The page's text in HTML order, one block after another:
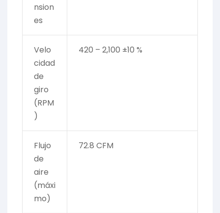
nsion
es
Velo
cidad
de
giro
(RPM
)
420 – 2,100 ±10 %
Flujo
de
aire
(máxi
mo)
72.8 CFM